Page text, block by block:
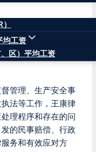
均工资
区）平均工资
京华让律师事务所
主任，曾任江苏省
原《中国安全生产
督管理、生产安全事
执法等工作，王康律
理程序和存在的问
的民事赔偿、行政
务和有效应对方